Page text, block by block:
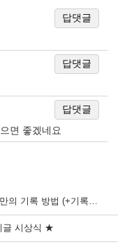
답댓글
답댓글
답댓글
면 좋겠네요
방법 (+기록표 양식 공유)
글 시상식 ★